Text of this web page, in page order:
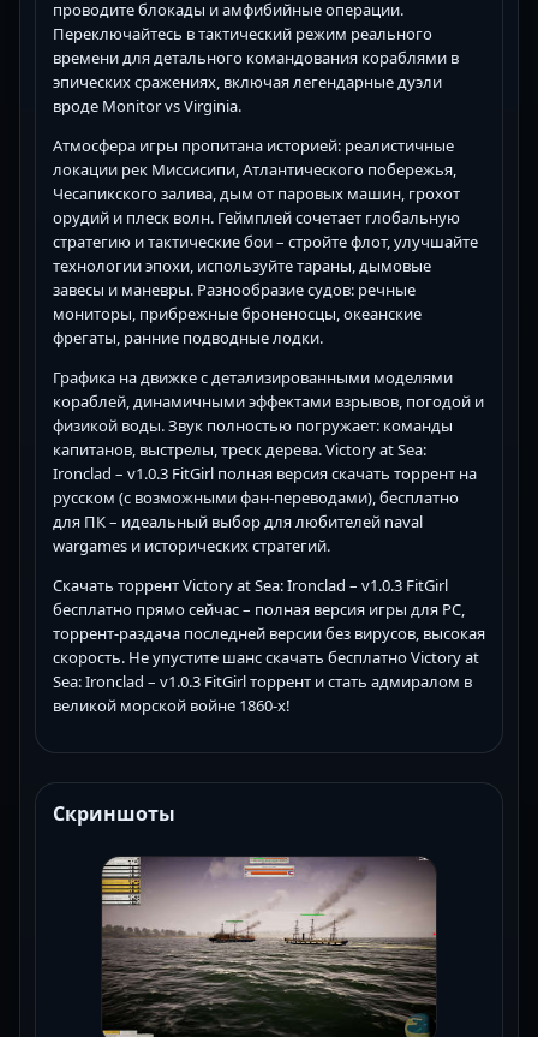
проводите блокады и амфибийные операции.
Переключайтесь в тактический режим реального
времени для детального командования кораблями в
эпических сражениях, включая легендарные дуэли
вроде Monitor vs Virginia.
Атмосфера игры пропитана историей: реалистичные
локации рек Миссисипи, Атлантического побережья,
Чесапикского залива, дым от паровых машин, грохот
орудий и плеск волн. Геймплей сочетает глобальную
стратегию и тактические бои – стройте флот, улучшайте
технологии эпохи, используйте тараны, дымовые
завесы и маневры. Разнообразие судов: речные
мониторы, прибрежные броненосцы, океанские
фрегаты, ранние подводные лодки.
Графика на движке с детализированными моделями
кораблей, динамичными эффектами взрывов, погодой и
физикой воды. Звук полностью погружает: команды
капитанов, выстрелы, треск дерева. Victory at Sea:
Ironclad – v1.0.3 FitGirl полная версия скачать торрент на
русском (с возможными фан-переводами), бесплатно
для ПК – идеальный выбор для любителей naval
wargames и исторических стратегий.
Скачать торрент Victory at Sea: Ironclad – v1.0.3 FitGirl
бесплатно прямо сейчас – полная версия игры для PC,
торрент-раздача последней версии без вирусов, высокая
скорость. Не упустите шанс скачать бесплатно Victory at
Sea: Ironclad – v1.0.3 FitGirl торрент и стать адмиралом в
великой морской войне 1860-х!
Скриншоты